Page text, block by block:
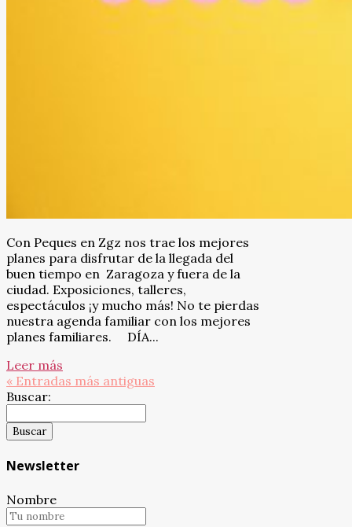
Con Peques en Zgz nos trae los mejores
planes para disfrutar de la llegada del
buen tiempo en Zaragoza y fuera de la
ciudad. Exposiciones, talleres,
espectáculos ¡y mucho más! No te pierdas
nuestra agenda familiar con los mejores
planes familiares. DÍA...
Leer más
« Entradas más antiguas
Buscar:
Newsletter
Nombre